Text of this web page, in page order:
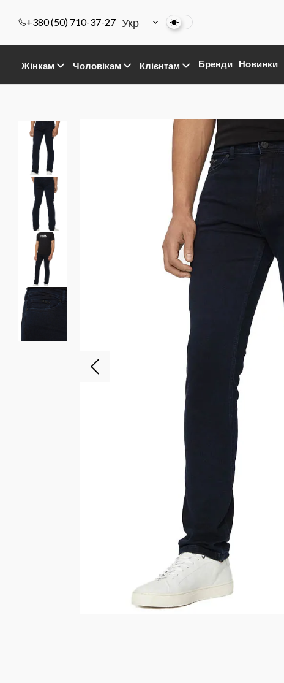
+380 (50) 710-37-27 Укр
Жінкам Чоловікам Клієнтам Бренди Новинки